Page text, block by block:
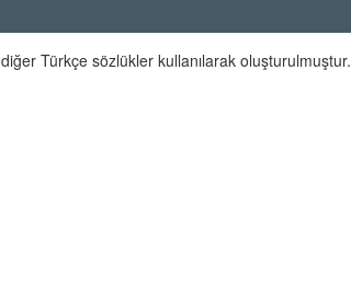
Türkçe sözlükler kullanılarak oluşturulmuştur.